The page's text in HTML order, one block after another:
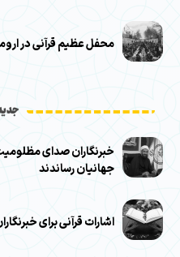
محفل عظیم قرآنی در
خبرنگاران صدای
جهانیان رساندند
اشارات قرآنی برای